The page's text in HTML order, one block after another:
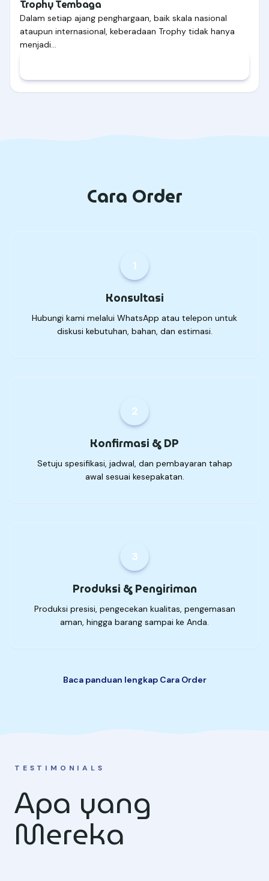
Trophy Tembaga
Dalam setiap ajang penghargaan, baik skala nasional
ataupun internasional, keberadaan Trophy tidak hanya
menjadi…
Cara Order
1
Konsultasi
Hubungi kami melalui WhatsApp atau telepon untuk
diskusi kebutuhan, bahan, dan estimasi.
2
Konfirmasi & DP
Setuju spesifikasi, jadwal, dan pembayaran tahap
awal sesuai kesepakatan.
3
Produksi & Pengiriman
Produksi presisi, pengecekan kualitas, pengemasan
aman, hingga barang sampai ke Anda.
Baca panduan lengkap Cara Order
TESTIMONIALS
Apa yang
Mereka